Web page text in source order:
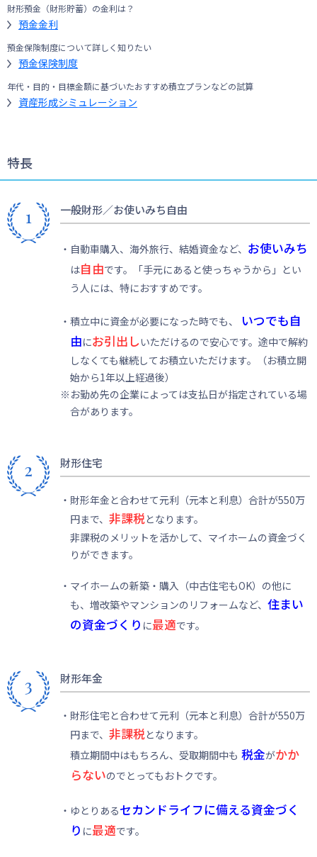
財形預金（財形貯蓄）の金利は？
預金金利
預金保険制度について詳しく知りたい
預金保険制度
年代・目的・目標金額に基づいたおすすめ積立プランなどの試算
資産形成シミュレーション
特長
一般財形／お使いみち自由
・自動車購入、海外旅行、結婚資金など、 お使いみち
は自由です。「手元にあると使っちゃうから」とい
う人には、特におすすめです。
・積立中に資金が必要になった時でも、
いつでも自
由にお引出しいただけるので安心です。途中で解約
しなくても継続してお積立いただけます。（お積立開
始から1年以上経過後）
※お勤め先の企業によっては支払日が指定されている場
合があります。
財形住宅
・財形年金と合わせて元利（元本と利息）合計が550万
円まで、 非課税となります。
非課税のメリットを活かして、マイホームの資金づく
りができます。
・マイホームの新築・購入（中古住宅もOK）の他に
も、増改築やマンションのリフォームなど、 住まい
の資金づくり に最適です。
財形年金
・財形住宅と合わせて元利（元本と利息）合計が550万
円まで、 非課税となります。
積立期間中はもちろん、受取期間中も 税金がかか
らないのでとってもおトクです。
・ゆとりあるセカンドライフに備える資金づく
り に最適です。